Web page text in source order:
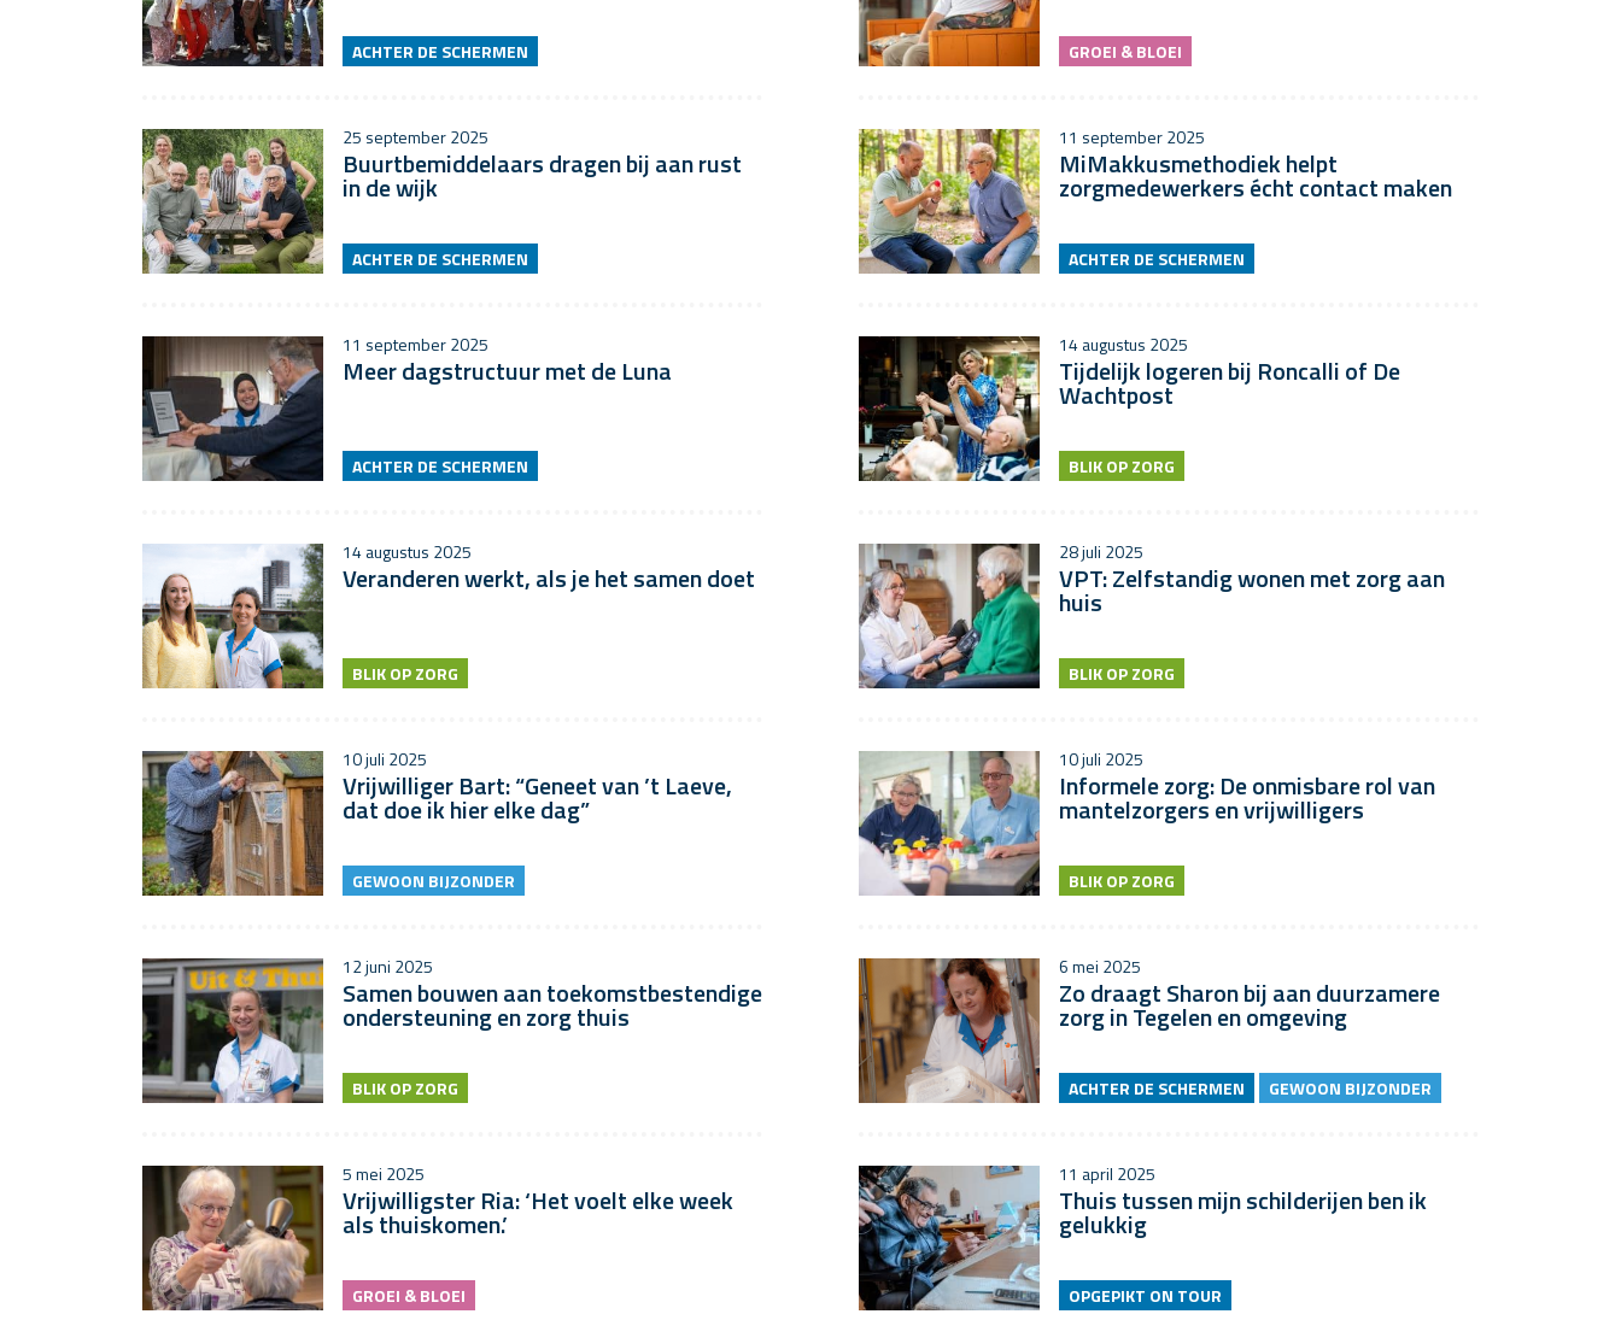
ACHTER DE SCHERMEN GROEI & BLOEI
25 september 2025
Buurtbemiddelaars dragen bij aan rust
in de wijk
ACHTER DE SCHERMEN
11 september 2025
MiMakkusmethodiek helpt
zorgmedewerkers écht contact maken
ACHTER DE SCHERMEN
11 september 2025
Meer dagstructuur met de Luna
ACHTER DE SCHERMEN
14 augustus 2025
Tijdelijk logeren bij Roncalli of De
Wachtpost
BLIK OP ZORG
14 augustus 2025
Veranderen werkt, als je het samen doet
BLIK OP ZORG
28 juli 2025
VPT: Zelfstandig wonen met zorg aan
huis
BLIK OP ZORG
10 juli 2025
Vrijwilliger Bart: “Geneet van ’t Laeve,
dat doe ik hier elke dag”
GEWOON BIJZONDER
10 juli 2025
Informele zorg: De onmisbare rol van
mantelzorgers en vrijwilligers
BLIK OP ZORG
12 juni 2025
Samen bouwen aan toekomstbestendige
ondersteuning en zorg thuis
BLIK OP ZORG
6 mei 2025
Zo draagt Sharon bij aan duurzamere
zorg in Tegelen en omgeving
ACHTER DE SCHERMEN GEWOON BIJZONDER
5 mei 2025
Vrijwilligster Ria: ‘Het voelt elke week
als thuiskomen.’
GROEI & BLOEI
11 april 2025
Thuis tussen mijn schilderijen ben ik
gelukkig
OPGEPIKT ON TOUR